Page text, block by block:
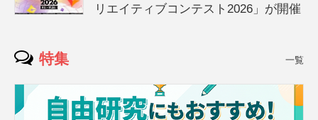
リエイティブコンテスト2026」が開催
特集 一覧